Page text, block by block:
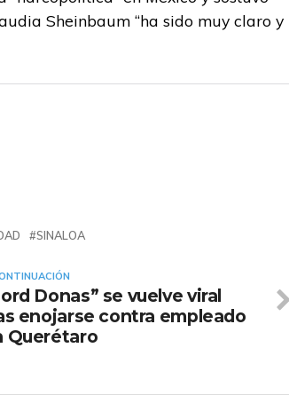
Sheinbaum “ha sido muy claro y
SINALOA
Donas” se vuelve viral
enojarse contra empleado
Querétaro